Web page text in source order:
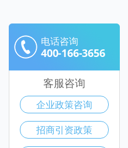
电话咨询
400-166-3656
客服咨询
企业政策咨询
招商引资政策